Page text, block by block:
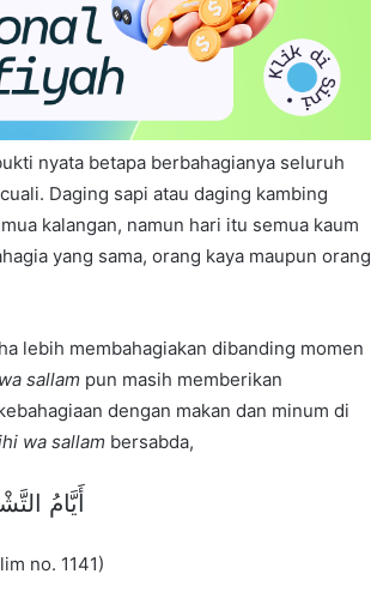
nyata betapa berbahagianya seluruh
Daging sapi atau daging kambing
kalangan, namun hari itu semua kaum
yang sama, orang kaya maupun orang
lebih membahagiakan dibanding momen
sallam pun masih memberikan
dengan makan dan minum di
wa sallam bersabda,
أَيَّامُ
no. 1141)